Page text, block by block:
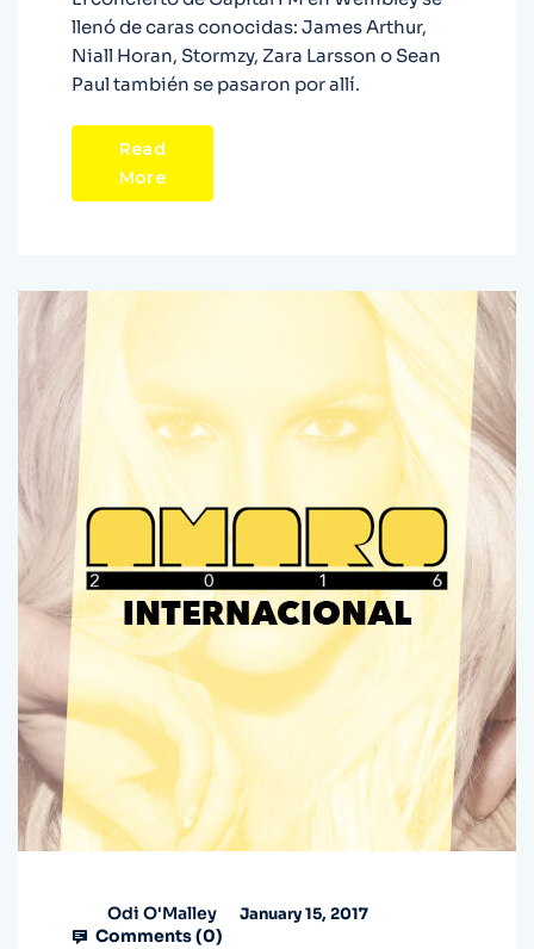
llenó de caras conocidas: James Arthur,
Niall Horan, Stormzy, Zara Larsson o Sean
Paul también se pasaron por allí.
Read
More
Odi O'Malley January 15, 2017
Comments (0)